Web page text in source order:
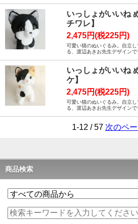
いっしょがいいね
チワレ】
2,475円(税225円)
可愛い猫のぬいぐるみ。自立
る、渡辺あきお先生デザインで
いっしょがいいね
ケ】
2,475円(税225円)
可愛い猫のぬいぐるみ。自立
る、渡辺あきお先生デザインで
1-12 / 57 次のペ
商品検索